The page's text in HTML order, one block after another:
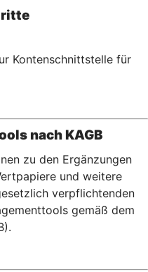
Kontenschnittstelle für
nach KAGB
zu den Ergänzungen
und weitere
verpflichtenden
gemäß dem